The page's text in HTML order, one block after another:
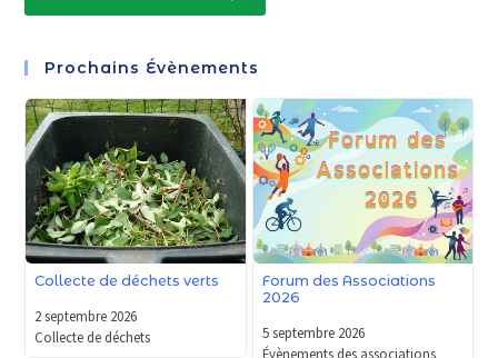
Prochains Évènements
Collecte de déchets verts
2 septembre 2026
Collecte de déchets
Forum des Associations
2026
5 septembre 2026
Évènements des associations